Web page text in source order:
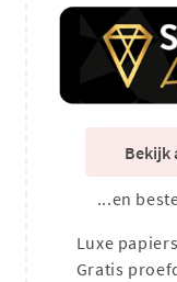
Bekijk
...en
Luxe
Gratis